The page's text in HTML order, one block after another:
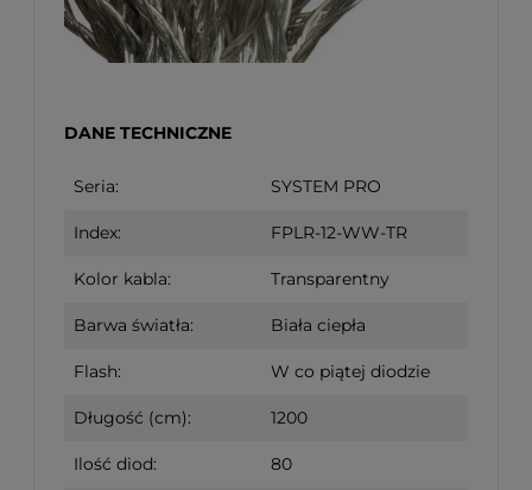
DANE TECHNICZNE
Seria: SYSTEM PRO
Index: FPLR-12-WW-TR
Kolor kabla: Transparentny
Barwa światła: Biała ciepła
Flash: W co piątej diodzie
Długość (cm): 1200
Ilość diod: 80